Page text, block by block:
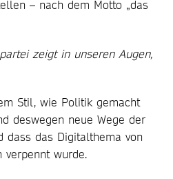
– nach dem Motto „das
zeigt in unseren Augen,
Stil, wie Politik gemacht
deswegen neue Wege der
dass das Digitalthema von
verpennt wurde.